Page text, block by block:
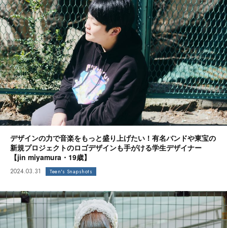
デザインの力で音楽をもっと盛り上げたい！有名バンドや東宝の
新規プロジェクトのロゴデザインも手がける学生デザイナー
【jin miyamura・19歳】
2024.03.31 Teen's Snapshots